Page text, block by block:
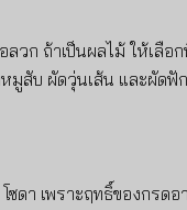
วก ถ้าเป็นผลไม้ ให้เลือ
มูสับ ผัดวุ่นเส้น และผัดฟั
า เพราะฤทธิ์ของกรดอ